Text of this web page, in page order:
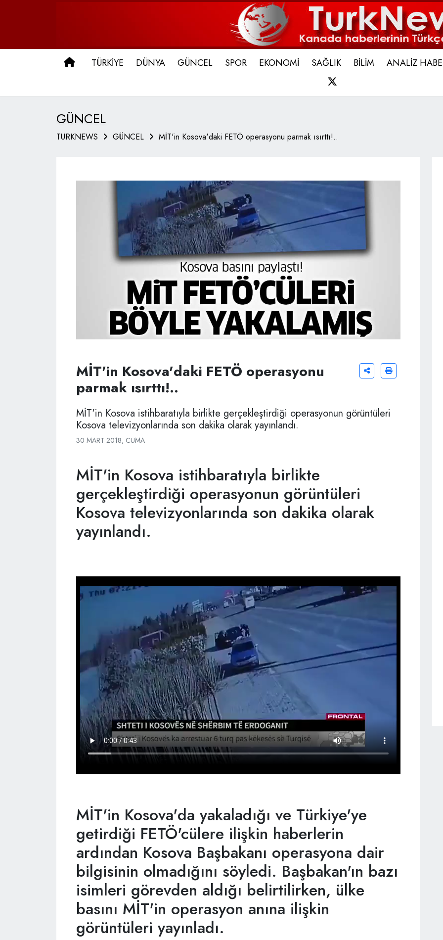
ANA SAYFA
TÜRKİYE DÜNYA GÜNCEL SPOR EKONOMİ SAĞLIK BİLİM ANALİZ
GÜNCEL
TURKNEWS GÜNCEL MİT'in Kosova'daki FETÖ operasyonu parmak ısırttı!..
MİT'in Kosova'daki FETÖ operasyonu
parmak ısırttı!..
MİT'in Kosova istihbaratıyla birlikte gerçekleştirdiği operasyonun görüntüleri
Kosova televizyonlarında son dakika olarak yayınlandı.
30 MART 2018, CUMA
MİT'in Kosova istihbaratıyla birlikte
gerçekleştirdiği operasyonun görüntüleri
Kosova televizyonlarında son dakika olarak
yayınlandı.
MİT'in Kosova'da yakaladığı ve Türkiye'ye
getirdiği FETÖ'cülere ilişkin haberlerin
ardından Kosova Başbakanı operasyona dair
bilgisinin olmadığını söyledi. Başbakan'ın bazı
isimleri görevden aldığı belirtilirken, ülke
basını MİT'in operasyon anına ilişkin
görüntüleri yayınladı.